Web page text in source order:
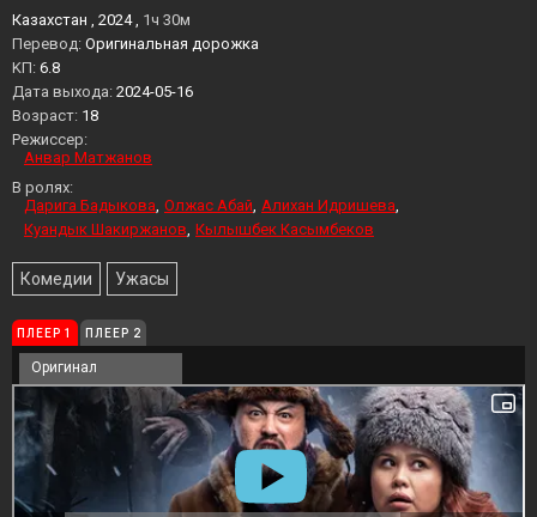
Казахстан , 2024 , 1ч 30м
Перевод: Оригинальная дорожка
KП: 6.8
Дата выхода: 2024-05-16
Возраст: 18
Режиссер:
Анвар Матжанов
В ролях:
Дарига Бадыкова Олжас Абай Алихан Идришева
Куандык Шакиржанов Кылышбек Касымбеков
Комедии Ужасы
ПЛЕЕР 1 ПЛЕЕР 2
Оригинал